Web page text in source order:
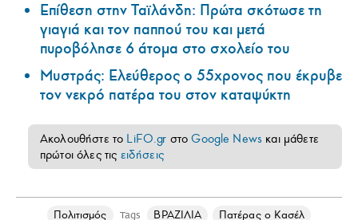
Επίθεση στην Ταϊλάνδη: Πρώτα σκότωσε τη
γιαγιά και τον παππού του και μετά
πυροβόλησε 6 άτομα στο σχολείο του
Μυστράς: Ελεύθερος ο 55χρονος που έκρυβε
τον νεκρό πατέρα του στον καταψύκτη
Ακολουθήστε το LiFO.gr στοGoogle News και μάθετε
πρώτοι όλες τις ειδήσεις
Πολιτισμός Tags ΒΡΑΖΙΛΙΑ
Πατέρας ο Κασέλ